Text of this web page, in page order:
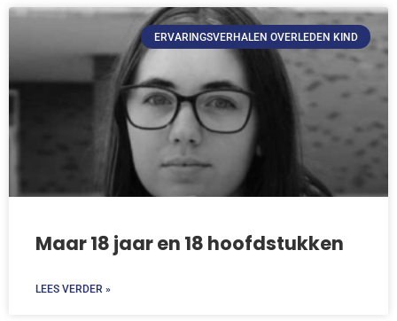
ERVARINGSVERHALEN OVERLEDEN KIND
Maar 18 jaar en 18 hoofdstukken
LEES VERDER »